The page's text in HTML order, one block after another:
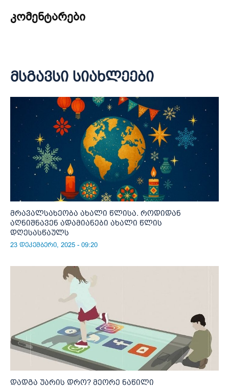
კომენტარები
მსგავსი სიახლეები
მრავალსახეობა ახალი წლისა. როდიდან
აღნიშნავენ ადამიანები ახალი წლის
დღესასწაულს
23 დეკემბერი, 2025 - 09:20
დადგა უარის დრო? მეორე ნაწილი